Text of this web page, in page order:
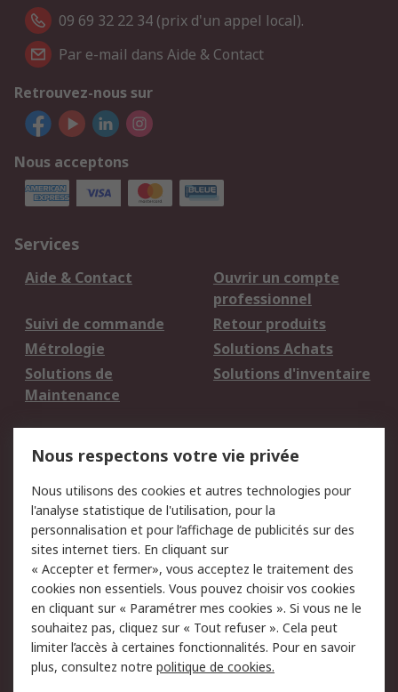
09 69 32 22 34 (prix d'un appel local).
Par e-mail dans Aide & Contact
Retrouvez-nous sur
Nous acceptons
Services
Aide & Contact
Ouvrir un compte
professionnel
Suivi de commande
Retour produits
Métrologie
Solutions Achats
Solutions de
Maintenance
Solutions d'inventaire
du site
Politique de protection
des données - Mise à
jour
Sécurité des E-mails
Conditions générales
de vente
Politique anti-
corruption
Campagnes marketing
A propos de RS
Nous respectons votre vie privée
Nous utilisons des cookies et autres technologies pour
l'analyse statistique de l'utilisation, pour la
personnalisation et pour l’affichage de publicités sur des
sites internet tiers. En cliquant sur
« Accepter et fermer», vous acceptez le traitement des
cookies non essentiels. Vous pouvez choisir vos cookies
en cliquant sur « Paramétrer mes cookies ». Si vous ne le
souhaitez pas, cliquez sur « Tout refuser ». Cela peut
limiter l’accès à certaines fonctionnalités. Pour en savoir
plus, consultez notre politique de cookies.